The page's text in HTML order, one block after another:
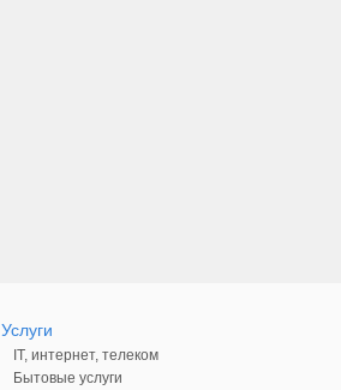
Услуги
IT, интернет, телеком
Бытовые услуги